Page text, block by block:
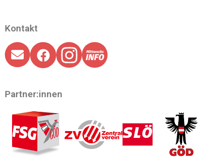
Partner:innen
Kontakt